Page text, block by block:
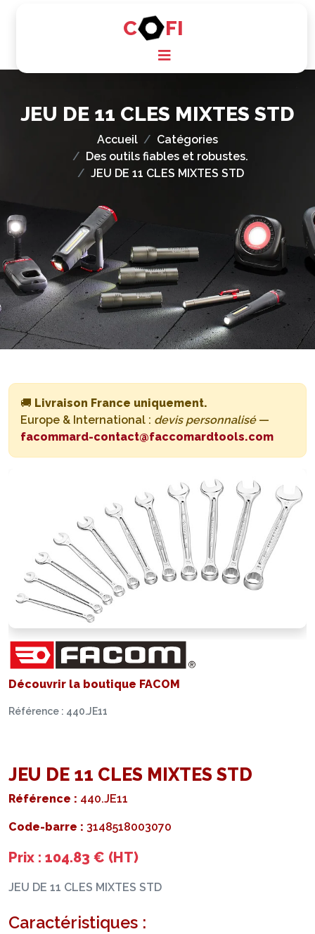
C FI
JEU DE 11 CLES MIXTES STD
Accueil
Catégories
Des outils fiables et robustes.
JEU DE 11 CLES MIXTES STD
🚚 Livraison France uniquement.
Europe & International : devis personnalisé—
facommard-contact@faccomardtools.com
Découvrir la boutique FACOM
Référence : 440.JE11
JEU DE 11 CLES MIXTES STD
Référence : 440.JE11
Code-barre : 3148518003070
Prix : 104.83 € (HT)
JEU DE 11 CLES MIXTES STD
Caractéristiques :